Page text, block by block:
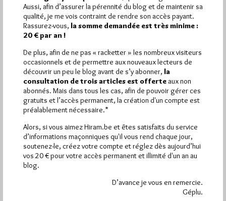
Je planche… 2 fois
Par Jiri Pragman
Lundi 14/11/11
Lu 66 fois
Ce mardi 15 novembre 2011 sera à marquer d'une "pierre
blanche" (jeu de mots facile) car je plancherai à 19h45…
DansNon classé 3 commentaires
L’Art de la Planche à Paris
Par Jiri Pragman
Lundi 17/10/11
Lu 208 fois
Terence Hill, c'est à deux que se déplacent Jacques Fontaine…
Aussi, afin d’assurer la pérennité du blog et de maintenir sa
qualité, je me vois contraint de rendre son accès payant.
Rassurez-vous, la somme demandée est très minime :
20 € par an !
De plus, afin de ne pas « racketter » les nombreux visiteurs
occasionnels et de permettre aux nouveaux lecteurs de
découvrir un peu le blog avant de s’y abonner, la
consultation de trois articles est offerte aux non
abonnés. Mais dans tous les cas, afin de pouvoir gérer ces
gratuits et l’accès permanent, la création d'un compte est
préalablement nécessaire.*
Alors, si vous aimez Hiram.be et êtes satisfaits du service
d’informations maçonniques qu'il vous rend chaque jour,
soutenez-le, créez votre compte et réglez dès aujourd’hui
vos 20 € pour votre accès permanent et illimité d'un an au
blog.
D’avance je vous en remercie.
Géplu.